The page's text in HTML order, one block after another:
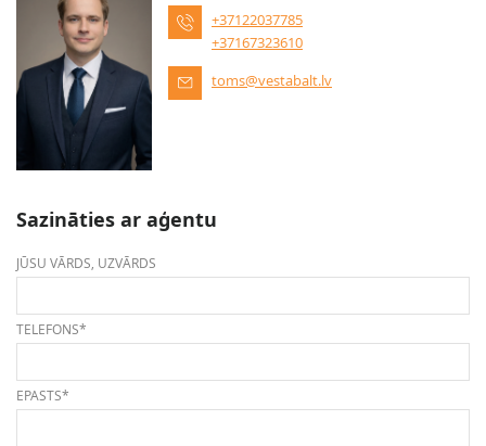
+37122037785
+37167323610
toms@vestabalt.lv
Sazināties ar aģentu
JŪSU VĀRDS, UZVĀRDS
TELEFONS*
EPASTS*